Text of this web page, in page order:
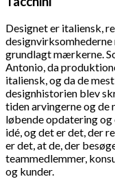
Designet er italiensk,
designvirksomhederne
grundlagt mærkerne.
Antonio, da
italiensk, og da de
designhistorien blev
tiden arvingerne og
løbende opdatering
idé, og det er det, der
er det, at de, der
teammedlemmer,
og kunder.